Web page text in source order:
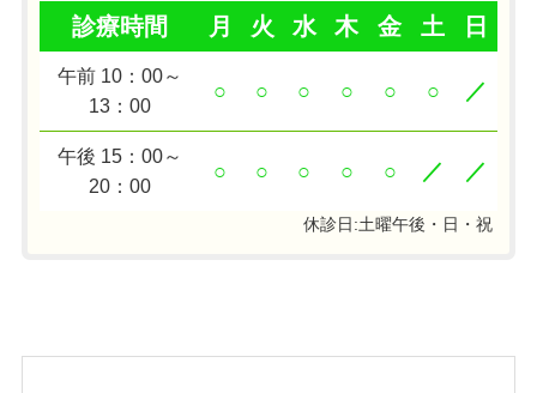
診療時間 月 火 水 木 金 土 日
午前 10：00～
13：00
○ ○ ○ ○ ○ ○ ／
午後 15：00～
20：00
○ ○ ○ ○ ○ ／ ／
休診日:土曜午後・日・祝